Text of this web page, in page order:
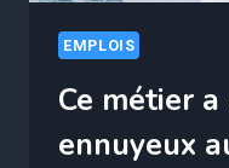
EMPLOIS
Ce métier
ennuyeux